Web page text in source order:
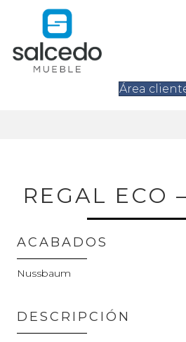
Área
REGAL ECO
ACABADOS
Nussbaum
DESCRIPCIÓN